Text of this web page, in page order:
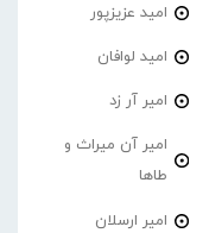
امید عزیزپور
امید لوافان
امیر آر زد
امیر آن میراث و
طاها
امیر ارسلان